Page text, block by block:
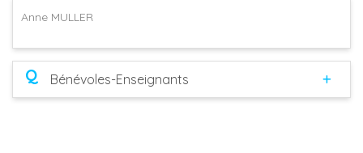
Anne MULLER
Q Bénévoles-Enseignants